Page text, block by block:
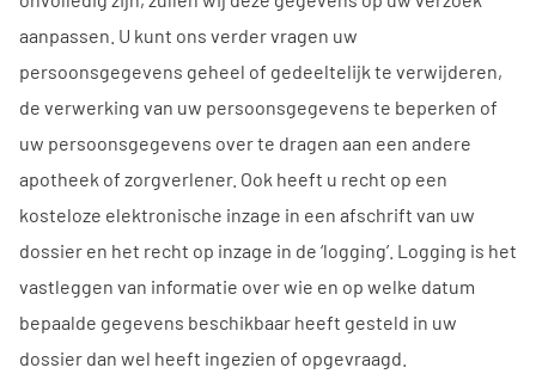
aanpassen. U kunt ons verder vragen uw
persoonsgegevens geheel of gedeeltelijk te verwijderen,
de verwerking van uw persoonsgegevens te beperken of
uw persoonsgegevens over te dragen aan een andere
apotheek of zorgverlener. Ook heeft u recht op een
kosteloze elektronische inzage in een afschrift van uw
dossier en het recht op inzage in de ‘logging’. Logging is het
vastleggen van informatie over wie en op welke datum
bepaalde gegevens beschikbaar heeft gesteld in uw
dossier dan wel heeft ingezien of opgevraagd.